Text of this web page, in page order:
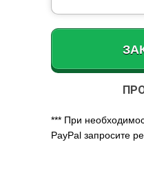
*** При
PayPal запросите